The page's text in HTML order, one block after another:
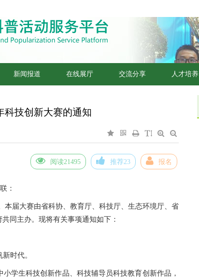
新闻报道 在线展厅 交流分享 人才培养
科技创新大赛的通知
阅读21495 推荐23 报名
：
届大赛由省科协、教育厅、科技厅、生态环境厅、省
同主办。现将有关事项通知如下：
时代。
学生科技创新作品、科技辅导员科技教育创新作品，